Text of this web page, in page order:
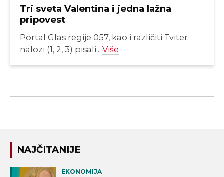
Tri sveta Valentina i jedna lažna
pripovest
Portal Glas regije 057, kao i različiti Tviter
nalozi (1, 2, 3) pisali... Više
NAJČITANIJE
EKONOMIJA